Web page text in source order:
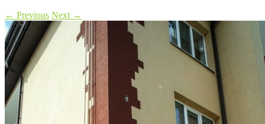
← Previous Next →